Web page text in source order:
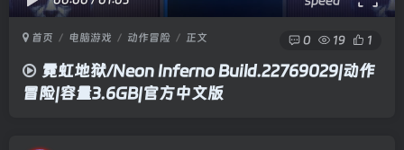
首页 电脑游戏 动作冒险 正文 0 19 1
霓虹地狱/Neon Inferno Build.22769029|动作
冒险|容量3.6GB|官方中文版